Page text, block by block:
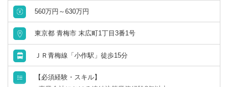
フレックス制度(コアタイムなし)、在宅勤務制度を積極的に
在宅：週1回～月2,3回程度
転勤：当面なし
【組織構成】
560万円～630万円
東京都 青梅市 末広町1丁目3番1号
ＪＲ青梅線「小作駅」徒歩15分
【必須経験・スキル】